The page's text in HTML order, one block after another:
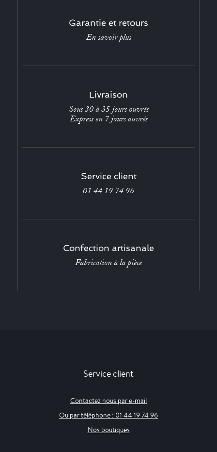
Garantie et retours
En savoir plus
Livraison
Sous 30 à 35 jours ouvrés
Express en 7 jours ouvrés
Service client
01 44 19 74 96
Confection artisanale
Fabrication à la pièce
Service client
Contactez nous par e-mail
Ou par téléphone : 01 44 19 74 96
Nos boutiques